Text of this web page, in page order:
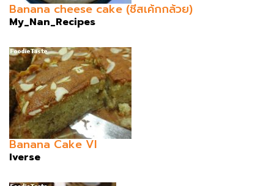
Banana cheese cake (ชีสเค้กกล้วย)
My_Nan_Recipes
Banana Cake VI
Iverse